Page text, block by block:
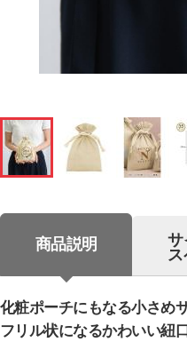
商品説明 サ
化粧ポーチにもなる小さめ
フリル状になるかわいい紐